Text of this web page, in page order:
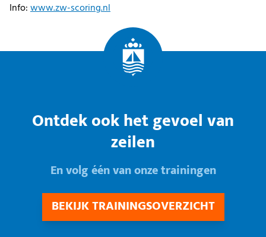
Info:www.zw-scoring.nl
Ontdek ook het gevoel van
zeilen
En volg één van onze trainingen
BEKIJK TRAININGSOVERZICHT